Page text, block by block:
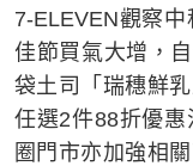
7-ELEVEN觀察
佳節買氣大增，
袋土司「瑞穗鮮
任選2件88折優
圈門市亦加強相